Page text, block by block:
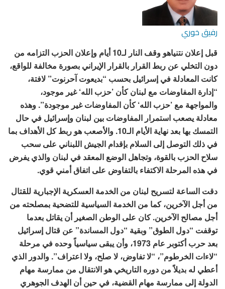
رفيق خوري
قبل إعلان نتنياهو وقف النار لـ10 أيام وإعلان الحزب التزامه من
دون التخلي عن ربط القرار بالقرار الإيراني بصورة مخالفة للواقع،
كانت المعادلة في إسرائيل بحسب “بديعوت آحرنوت” لافتة،
“إدارة المفاوضات مع لبنان كأن ’حزب الله‘ غير موجود،
والمواجهة مع ’حزب الله‘ كأن المفاوضات غير موجودة”. وهذه
معادلة يصعب استمرار المفاوضات بين لبنان وإسرائيل في حال
التمسك بها بعد نهاية الأيام الـ10. والأصعب هو ربط کل الأهداف بما
في ذلك التوصل إلى السلام بإقدام الجيش اللبناني على سحب
سلاح الحزب بالقوة، وتجاهل الوضع المعقد في لبنان والذي يفرض
في هذه المرحلة الاكتفاء بالتفاوض على اتفاق أمني قوي.
دقت الساعة لتسريح لبنان من الخدمة العسكرية الإجبارية للقتال
من أجل الآخرين، كما من الخدمة السياسية للتضحية بمصلحته من
أجل مصالح الآخرين. كان على الوطن الصغير أن يقاتل بعدما
توقفت “دول الطوق” وبقية “دول المساندة” عن قتال إسرائيل
بعد حرب أكتوبر عام 1973، وأن يبقى سياسياً وحده في مرحلة
“لاءات الخرطوم”، “لا تفاوض، لا صلح، ولا اعتراف”. والدور الذي
أعطي له بديلاً من دوره التاريخي هو الانتقال من ممارسة مهام
الدولة إلى ممارسة مهام القضية، في حين أن الهدف الجوهري